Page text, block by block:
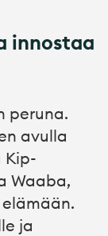
innostaa
peruna.
avulla
Kip-
Waaba,
ja